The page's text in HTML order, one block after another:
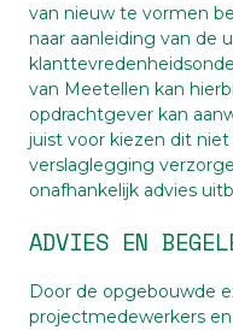
van nieuw te vormen
naar aanleiding van de
van Meetellen kan
opdrachtgever kan
juist voor kiezen dit
verslaglegging
onafhankelijk advies
ADVIES EN
Door de opgebouwde
projectmedewerkers